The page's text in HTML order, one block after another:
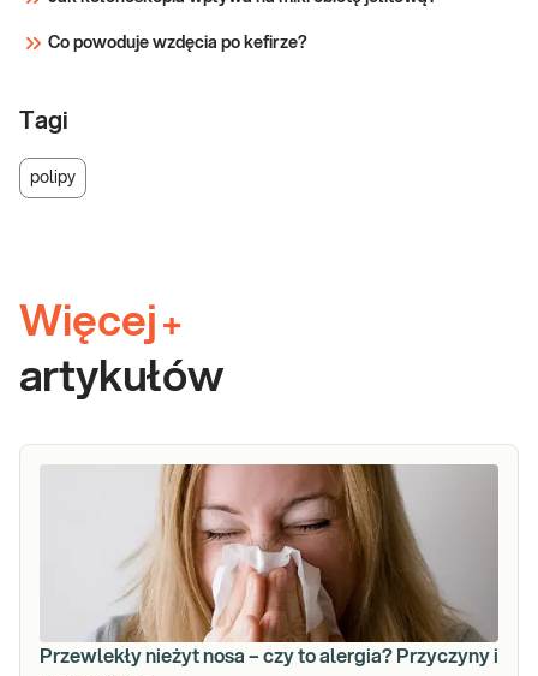
Co powoduje wzdęcia po kefirze?
Tagi
polipy
Więcej +
artykułów
Przewlekły nieżyt nosa – czy to alergia? Przyczyny i